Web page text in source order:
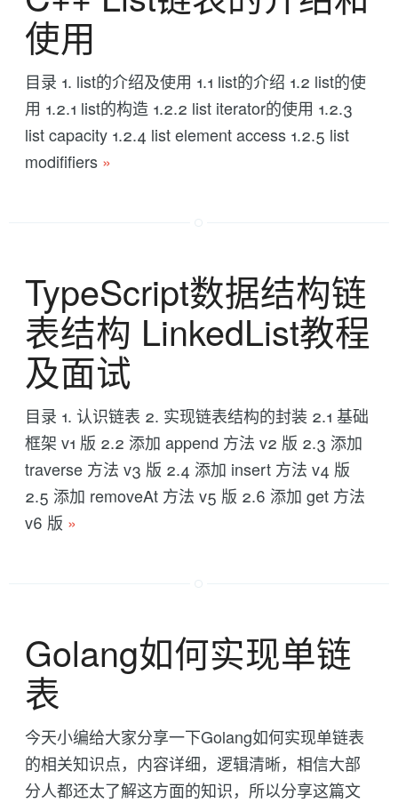
使用
目录 1. list的介绍及使用 1.1 list的介绍 1.2 list的使
用 1.2.1 list的构造 1.2.2 list iterator的使用 1.2.3
list capacity 1.2.4 list element access 1.2.5 list
modififiers »
TypeScript数据结构链
表结构 LinkedList教程
及面试
目录 1. 认识链表 2. 实现链表结构的封装 2.1 基础
框架 v1 版 2.2 添加 append 方法 v2 版 2.3 添加
traverse 方法 v3 版 2.4 添加 insert 方法 v4 版
2.5 添加 removeAt 方法 v5 版 2.6 添加 get 方法
v6 版 »
Golang如何实现单链
表
今天小编给大家分享一下Golang如何实现单链表
的相关知识点，内容详细，逻辑清晰，相信大部
分人都还太了解这方面的知识，所以分享这篇文